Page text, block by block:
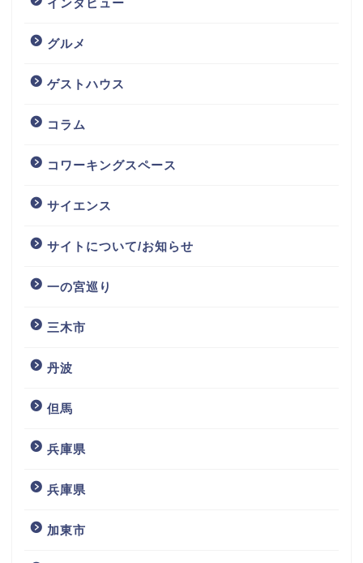
インタビュー
グルメ
ゲストハウス
コラム
コワーキングスペース
サイエンス
サイトについて/お知らせ
一の宮巡り
三木市
丹波
但馬
兵庫県
兵庫県
加東市